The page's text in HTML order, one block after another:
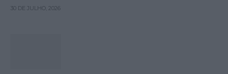
30 DE JULHO, 2026